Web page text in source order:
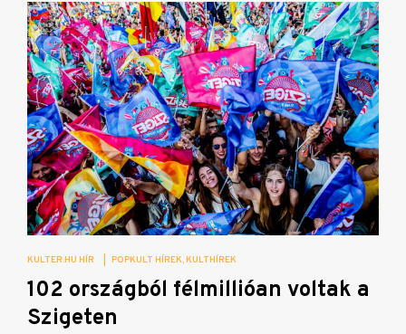
KULTER.HU HÍR POPKULT HÍREK KULTHÍREK
102 országból félmillióan voltak a
Szigeten